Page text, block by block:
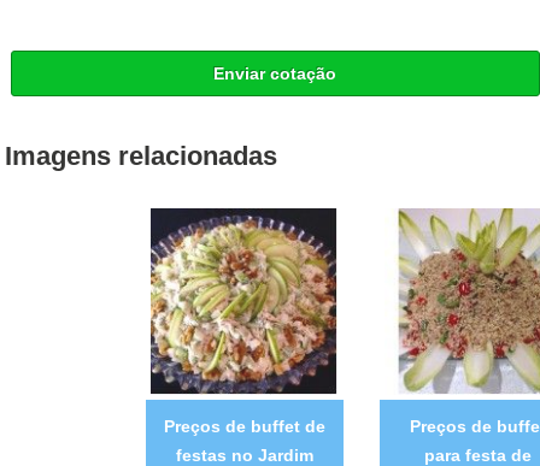
Enviar cotação
Imagens relacionadas
Preços de buffet de
festas no Jardim
Preços de
para festa de